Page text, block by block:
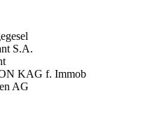
S.A.
KAG f. Immob
AG